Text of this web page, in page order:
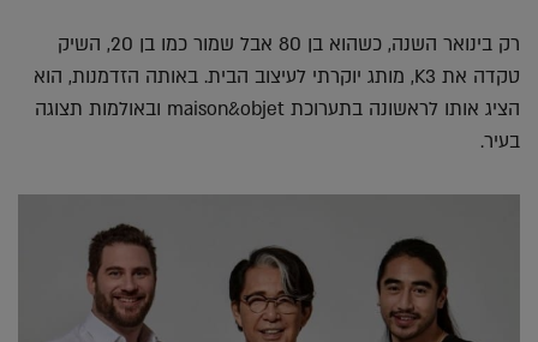
רק בינואר השנה, כשהוא בן 80 אבל שמור כמו בן 20, השיק
טקדה את K3, מותג יוקרתי לעיצוב הבית. באותה הזדמנות, הוא
הציג אותו לראשונה בתערוכת maison&objet ובאולמות תצוגה
בעיר.